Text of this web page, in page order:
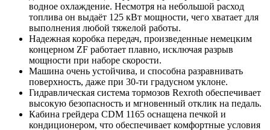
водное охлаждение. Несмотря на небольшой расход
топлива он выдаёт 125 кВт мощности, чего хватает для
выполнения любой тяжелой работы.
Надежная коробка передач, произведенные немецким
концерном ZF работает плавно, исключая разрыв
мощности при наборе скорости.
Машина очень устойчива, и способна разравнивать
поверхность, даже при 30-ти градусном уклоне.
Гидравлическая система тормозов Rexroth обеспечивает
высокую безопасность и мгновенный отклик на педаль.
Кабина грейдера CDM 1165 оснащена печкой и
кондиционером, что обеспечивает комфортные условия